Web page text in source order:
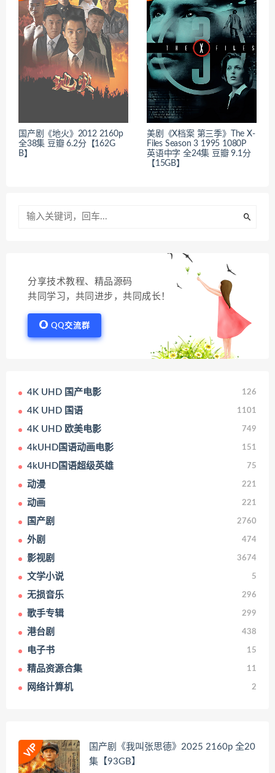
国产剧《地火》2012 2160p
全38集 豆瓣 6.2分【162G
B】
美剧《X档案 第三季》The X-
Files Season 3 1995 1080P
英语中字 全24集 豆瓣 9.1分
【15GB】
分享技术教程、精品源码
共同学习，共同进步，共同成长！
QQ交流群
4K UHD 国产电影 126
4K UHD 国语 1101
4K UHD 欧美电影 749
4kUHD国语动画电影 151
4kUHD国语超级英雄 75
动漫 221
动画 221
国产剧 2760
外剧 474
影视剧 3674
文学小说 5
无损音乐 296
歌手专辑 299
港台剧 438
电子书 15
精品资源合集 11
网络计算机 2
国产剧《我叫张思德》2025 2160p 全20
集【93GB】